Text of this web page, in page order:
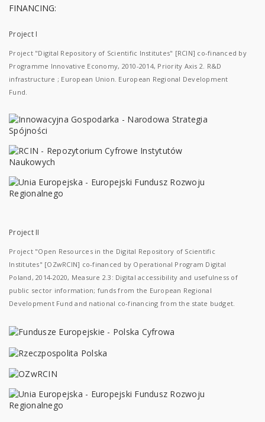
FINANCING:
Project I
Project "Digital Repository of Scientific Institutes" [RCIN] co-financed by
Programme Innovative Economy, 2010-2014, Priority Axis 2. R&D
infrastructure ; European Union. European Regional Development
Fund.
Project II
Project "Open Resources in the Digital Repository of Scientific
Institutes" [OZwRCIN] co-financed by Operational Program Digital
Poland, 2014-2020, Measure 2.3: Digital accessibility and usefulness of
public sector information; funds from the European Regional
Development Fund and national co-financing from the state budget.